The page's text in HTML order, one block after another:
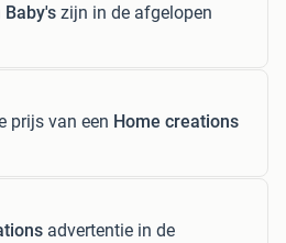
Baby's zijn in de afgelopen
prijs van een Home creations
advertentie in de